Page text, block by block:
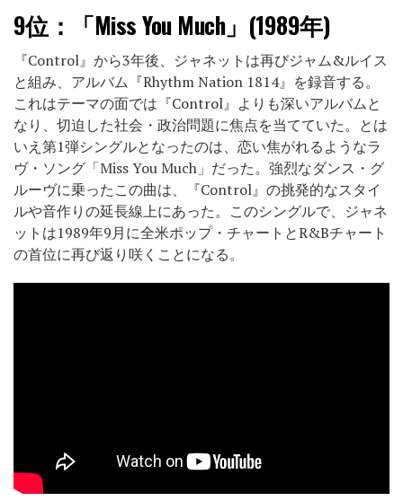
9位： 「Miss You Much」(1989年)
『Control』から3年後、ジャネットは再びジャム&ルイス
と組み、アルバム『Rhythm Nation 1814』を録音する。
これはテーマの面では『Control』よりも深いアルバムと
なり、切迫した社会・政治問題に焦点を当てていた。とは
いえ第1弾シングルとなったのは、恋い焦がれるようなラ
ヴ・ソング「Miss You Much」だった。強烈なダンス・グ
ルーヴに乗ったこの曲は、『Control』の挑発的なスタイ
ルや音作りの延長線上にあった。このシングルで、ジャネ
ットは1989年9月に全米ポップ・チャートとR&Bチャート
の首位に再び返り咲くことになる。